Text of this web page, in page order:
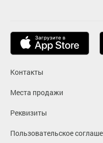
Контакты
Места продажи
Реквизиты
Пользовательское